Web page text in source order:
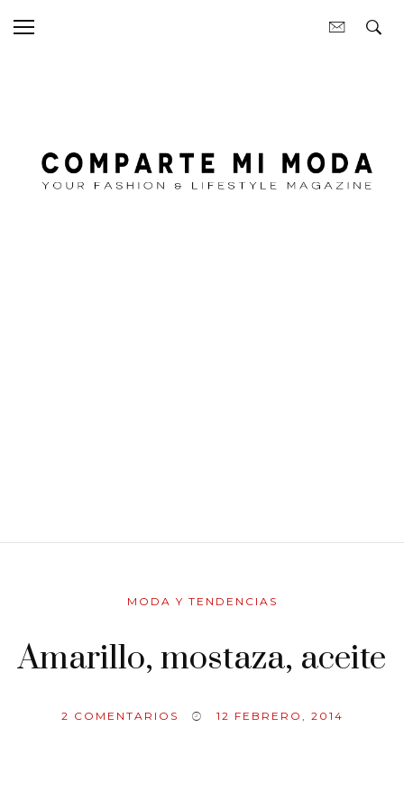
MODA Y TENDENCIAS
Amarillo, mostaza, aceite
2 COMENTARIOS 12 FEBRERO, 2014